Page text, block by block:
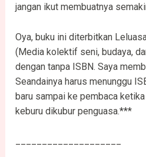
jangan ikut membuatnya
Oya, buku ini diterbitkan
(Media kolektif seni, budaya,
dengan tanpa ISBN. Saya
Seandainya harus menunggu
baru sampai ke pembaca
keburu dikubur penguasa.***